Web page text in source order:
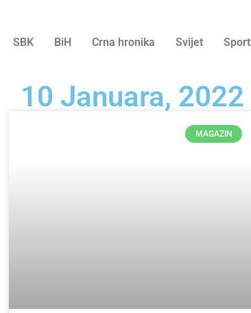
SBK BiH Crna hronika Svijet Sport
10 Januara, 2022
MAGAZIN